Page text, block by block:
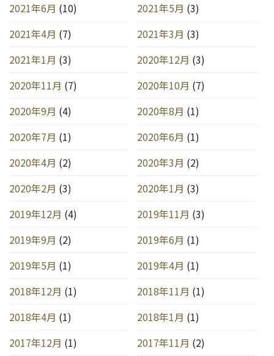
2021年6月 (10) 2021年5月 (3)
2021年4月 (7) 2021年3月 (3)
2021年1月 (3) 2020年12月 (3)
2020年11月 (7) 2020年10月 (7)
2020年9月 (4) 2020年8月 (1)
2020年7月 (1) 2020年6月 (1)
2020年4月 (2) 2020年3月 (2)
2020年2月 (3) 2020年1月 (3)
2019年12月 (4) 2019年11月 (3)
2019年9月 (2) 2019年6月 (1)
2019年5月 (1) 2019年4月 (1)
2018年12月 (1) 2018年11月 (1)
2018年4月 (1) 2018年1月 (1)
2017年12月 (1) 2017年11月 (2)